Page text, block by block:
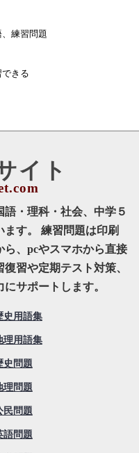
練習問題
きる
イト
・理科・社会、中学５
す。 練習問題は印刷
ら、pcやスマホから直接
習や定期テスト対策、
サポートします。
史用語集
理用語集
史問題
理問題
民問題
語問題